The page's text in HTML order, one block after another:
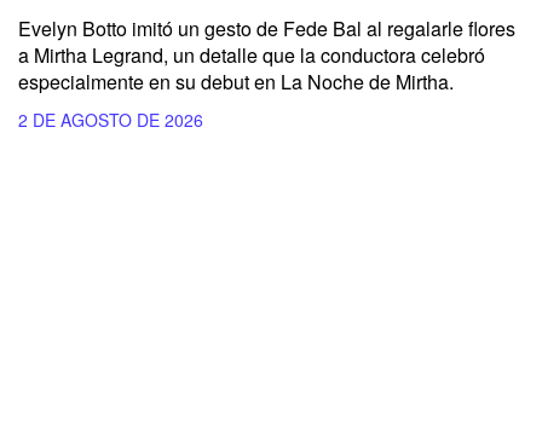
Evelyn Botto imitó un gesto de Fede Bal al regalarle flores
a Mirtha Legrand, un detalle que la conductora celebró
especialmente en su debut en La Noche de Mirtha.
2 DE AGOSTO DE 2026